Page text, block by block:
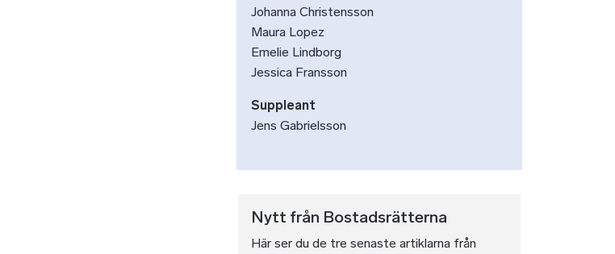
Johanna Christensson
Maura Lopez
Emelie Lindborg
Jessica Fransson
Suppleant
Jens Gabrielsson
Nytt från Bostadsrätterna
Här ser du de tre senaste artiklarna från